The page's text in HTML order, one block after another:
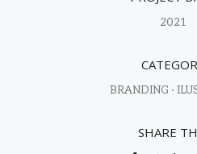
2021
BRANDING ·
SHARE